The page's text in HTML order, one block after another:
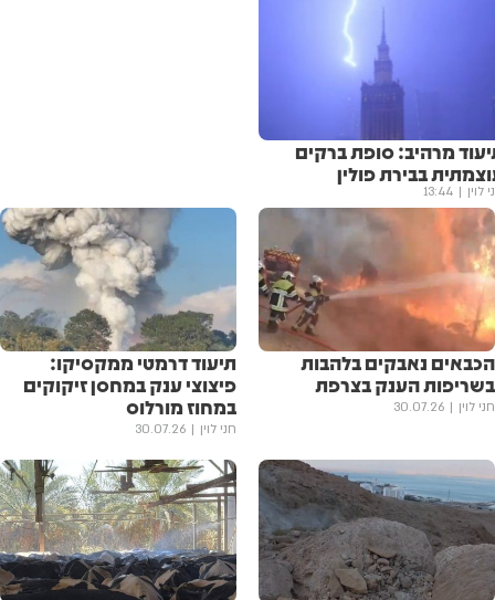
מרהיב: סופת ברקים
בבירת פולין
לוין 13:44
הכבאים נאבקים בלהבות
בשריפות הענק בצרפת
חני לוין 30.07.26
תיעוד דרמטי ממקסיקו:
פיצוצי ענק במחסן זיקוקים
במחוז מורלוס
חני לוין 30.07.26